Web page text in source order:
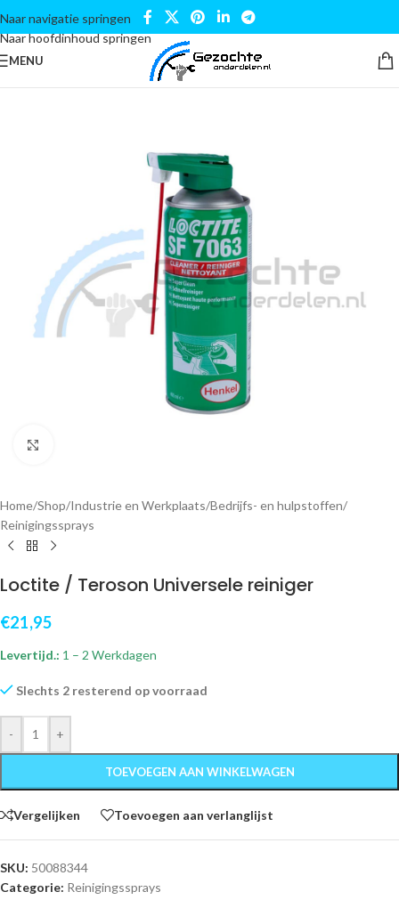
Naar navigatie springen
Naar hoofdinhoud springen
MENU
Home/Shop/Industrie en Werkplaats/Bedrijfs- en hulpstoffen/
Reinigingssprays
Loctite / Teroson Universele reiniger
€21,95
Levertijd.: 1 – 2 Werkdagen
Slechts 2 resterend op voorraad
- +
TOEVOEGEN AAN WINKELWAGEN
Vergelijken Toevoegen aan verlanglijst
SKU: 50088344
Categorie: Reinigingssprays